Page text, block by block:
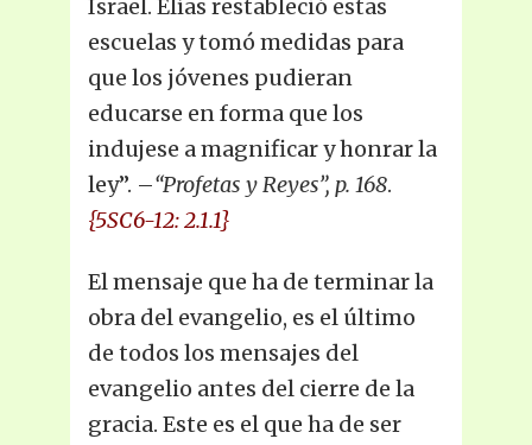
Israel. Elías restableció estas
escuelas y tomó medidas para
que los jóvenes pudieran
educarse en forma que los
indujese a magnificar y honrar la
ley”. –“Profetas y Reyes”, p. 168.
{5SC6-12: 2.1.1}
El mensaje que ha de terminar la
obra del evangelio, es el último
de todos los mensajes del
evangelio antes del cierre de la
gracia. Este es el que ha de ser